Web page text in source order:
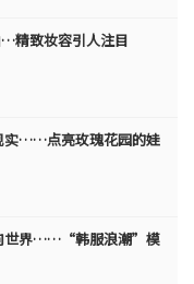
…精致妆容引人注目
实……点亮玫瑰花园的娃
世界……“韩服浪潮”模